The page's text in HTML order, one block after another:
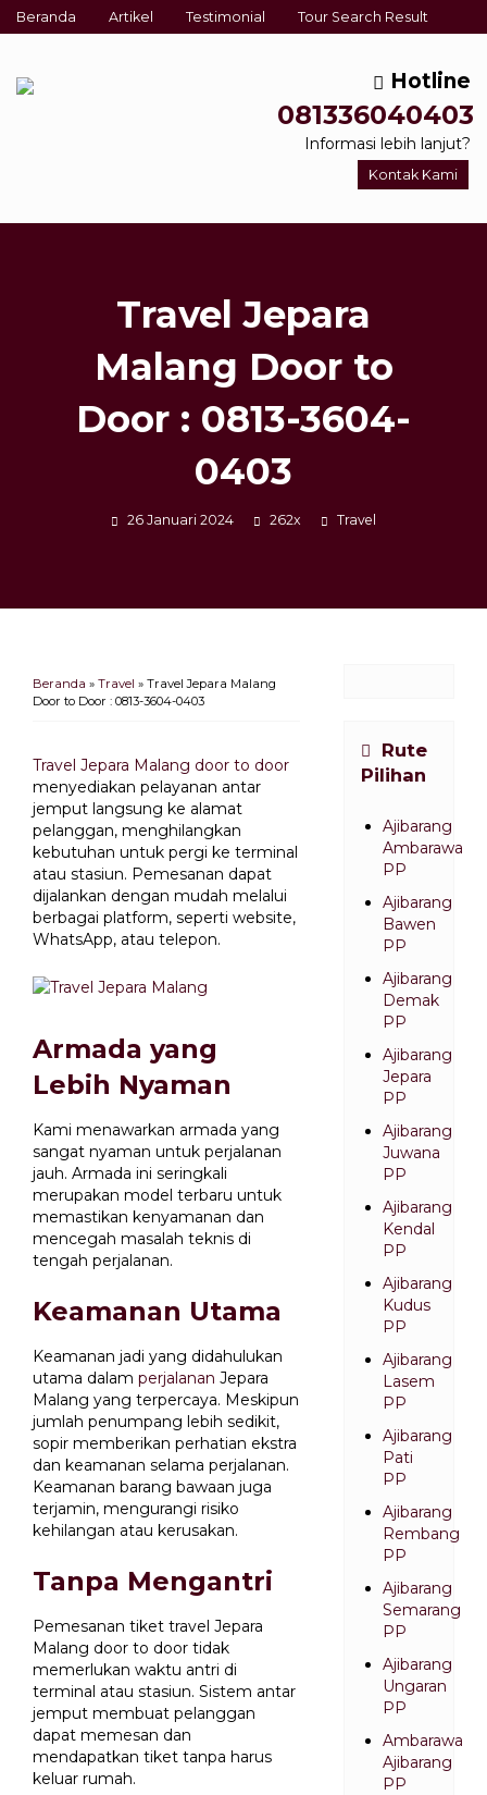
Beranda Artikel Testimonial Tour Search Result
Hotline
081336040403
Informasi lebih lanjut?
Kontak Kami
Travel Jepara
Malang Door to
Door : 0813-3604-
0403
26 Januari 2024 262x Travel
Beranda » Travel » Travel Jepara Malang
Door to Door : 0813-3604-0403
Travel Jepara Malang door to door
menyediakan pelayanan antar
jemput langsung ke alamat
pelanggan, menghilangkan
kebutuhan untuk pergi ke terminal
atau stasiun. Pemesanan dapat
dijalankan dengan mudah melalui
berbagai platform, seperti website,
WhatsApp, atau telepon.
Armada yang
Lebih Nyaman
Kami menawarkan armada yang
sangat nyaman untuk perjalanan
jauh. Armada ini seringkali
merupakan model terbaru untuk
memastikan kenyamanan dan
mencegah masalah teknis di
tengah perjalanan.
Keamanan Utama
Keamanan jadi yang didahulukan
utama dalam perjalanan Jepara
Malang yang terpercaya. Meskipun
jumlah penumpang lebih sedikit,
sopir memberikan perhatian ekstra
dan keamanan selama perjalanan.
Keamanan barang bawaan juga
terjamin, mengurangi risiko
kehilangan atau kerusakan.
Tanpa Mengantri
Pemesanan tiket travel Jepara
Malang door to door tidak
memerlukan waktu antri di
terminal atau stasiun. Sistem antar
jemput membuat pelanggan
dapat memesan dan
mendapatkan tiket tanpa harus
keluar rumah.
Rute
Pilihan
Ajibarang
Ambarawa
PP
Ajibarang
Bawen
PP
Ajibarang
Demak
PP
Ajibarang
Jepara
PP
Ajibarang
Juwana
PP
Ajibarang
Kendal
PP
Ajibarang
Kudus
PP
Ajibarang
Lasem
PP
Ajibarang
Pati
PP
Ajibarang
Rembang
PP
Ajibarang
Semarang
PP
Ajibarang
Ungaran
PP
Ambarawa
Ajibarang
PP